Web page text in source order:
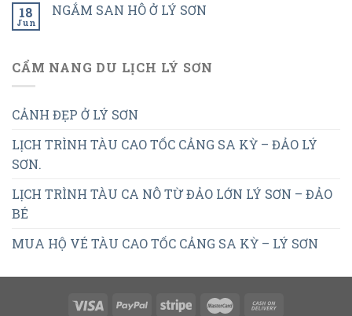
18
Jun
NGẮM SAN HÔ Ở LÝ SƠN
CẨM NANG DU LỊCH LÝ SƠN
CẢNH ĐẸP Ở LÝ SƠN
LỊCH TRÌNH TÀU CAO TỐC CẢNG SA KỲ – ĐẢO LÝ
SƠN.
LỊCH TRÌNH TÀU CA NÔ TỪ ĐẢO LỚN LÝ SƠN – ĐẢO
BÉ
MUA HỘ VÉ TÀU CAO TỐC CẢNG SA KỲ – LÝ SƠN